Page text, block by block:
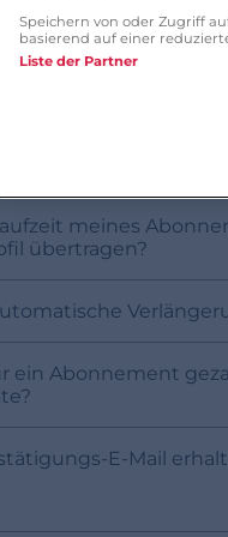
nutzen?
meines
übertragen?
ein Abonnement
E-Mail
Speichern von oder Zugriff
basierend auf einer
Liste der Partner